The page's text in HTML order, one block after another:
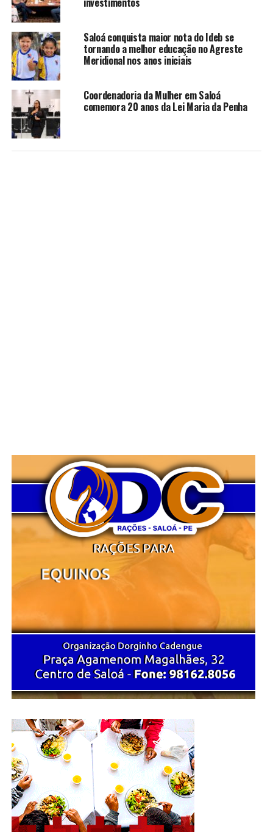
Saloá conquista maior nota do Ideb se
tornando a melhor educação no Agreste
Meridional nos anos iniciais
Coordenadoria da Mulher em Saloá
comemora 20 anos da Lei Maria da Penha